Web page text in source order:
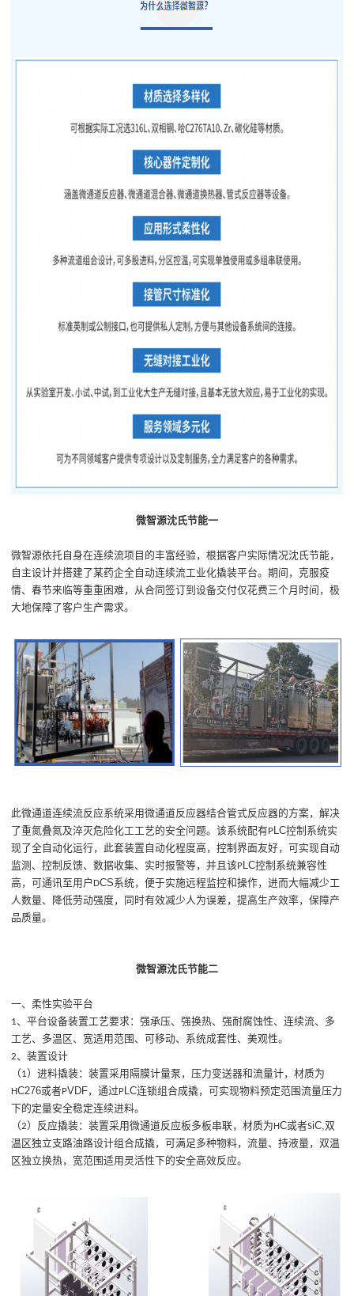
微智源沈氏节能一
微智源依托自身在连续流项目的丰富经验，根据客户实际情况沈氏节能，
自主设计并搭建了某药企全自动连续流工业化撬装平台。期间，克服疫
情、春节来临等重重困难，从合同签订到设备交付仅花费三个月时间，极
大地保障了客户生产需求。
此微通道连续流反应系统采用微通道反应器结合管式反应器的方案，解决
了重氮叠氮及淬灭危险化工工艺的安全问题。该系统配有 PLC控制系统实
现了全自动化运行，此套装置自动化程度高，控制界面友好，可实现自动
监测、控制反馈、数据收集、实时报警等，并且该PLC控制系统兼容性
高，可通讯至用户DCS系统，便于实施远程监控和操作，进而大幅减少工
人数量、降低劳动强度，同时有效减少人为误差，提高生产效率，保障产
品质量。
微智源沈氏节能二
一、柔性实验平台
1、平台设备装置工艺要求：强承压、强换热、强耐腐蚀性、连续流、多
工艺、多温区、宽适用范围、可移动、系统成套性、美观性。
2、装置设计
（1）进料撬装：装置采用隔膜计量泵，压力变送器和流量计，材质为
HC276或者PVDF，通过 PLC连锁组合成撬，可实现物料预定范围流量压力
下的定量安全稳定连续进料。
（2）反应撬装：装置采用微通道反应板多板串联，材质为 HC或者SiC,双
温区独立支路油路设计组合成撬，可满足多种物料，流量、持液量，双温
区独立换热，宽范围适用灵活性下的安全高效反应。